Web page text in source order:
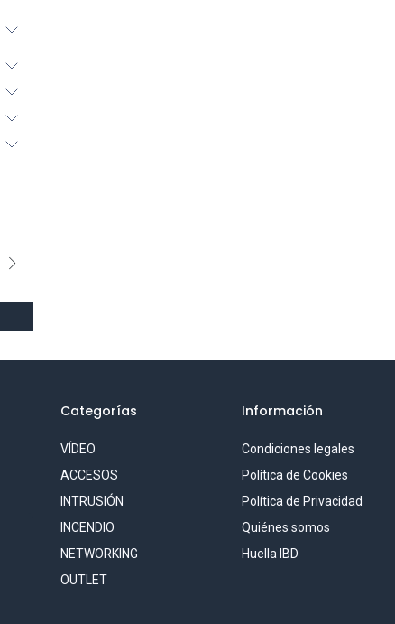
Categorías
VÍDEO
ACCESOS
INTRUSIÓN
INCENDIO
NETWORKING
OUTLET
Información
Condiciones legales
Política de Cookies
Política de Privacidad
Quiénes somos
Huella IBD